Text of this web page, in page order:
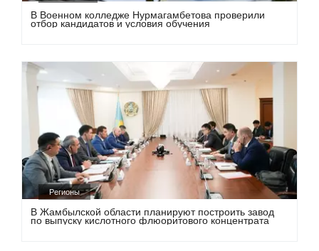
В Военном колледже Нурмагамбетова проверили
отбор кандидатов и условия обучения
Регионы
В Жамбылской области планируют построить завод
по выпуску кислотного флюоритового концентрата